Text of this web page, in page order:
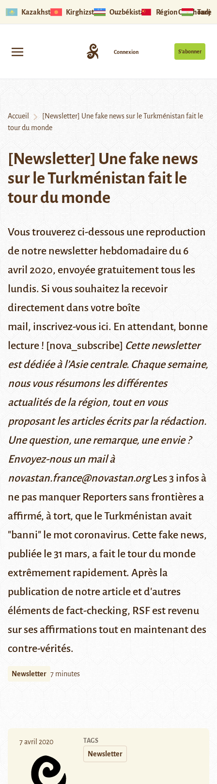
Kazakhstan Kirghizstan Ouzbékistan Région Ouïghoure
S’abonner
Connexion
Accueil
[Newsletter] Une fake news sur le Turkménistan fait le
tour du monde
[Newsletter] Une fake news
sur le Turkménistan fait le
tour du monde
Vous trouverez ci-dessous une reproduction
de notre newsletter hebdomadaire du 6
avril 2020, envoyée gratuitement tous les
lundis. Si vous souhaitez la recevoir
directement dans votre boîte
mail, inscrivez-vous ici. En attendant, bonne
lecture ! [nova_subscribe] Cette newsletter
est dédiée à l’Asie centrale. Chaque semaine,
nous vous résumons les différentes
actualités de la région, tout en vous
proposant les articles écrits par la rédaction.
Une question, une remarque, une envie ?
Envoyez-nous un mail à
novastan.france@novastan.orgLes 3 infos à
ne pas manquer Reporters sans frontières a
affirmé, à tort, que le Turkménistan avait
"banni" le mot coronavirus. Cette fake news,
publiée le 31 mars, a fait le tour du monde
extrêmement rapidement. Après la
publication de notre article et d'autres
éléments de fact-checking, RSF est revenu
sur ses affirmations tout en maintenant des
contre-vérités.
Newsletter 7 minutes
7 avril 2020 TAGS
Newsletter